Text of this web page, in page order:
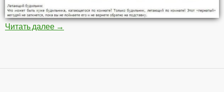
Читать далее Самые необычные будильники (10 фото)
→